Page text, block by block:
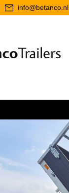
info@betanco.nl